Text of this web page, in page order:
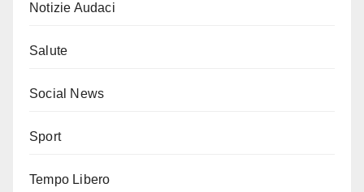
Notizie Audaci
Salute
Social News
Sport
Tempo Libero